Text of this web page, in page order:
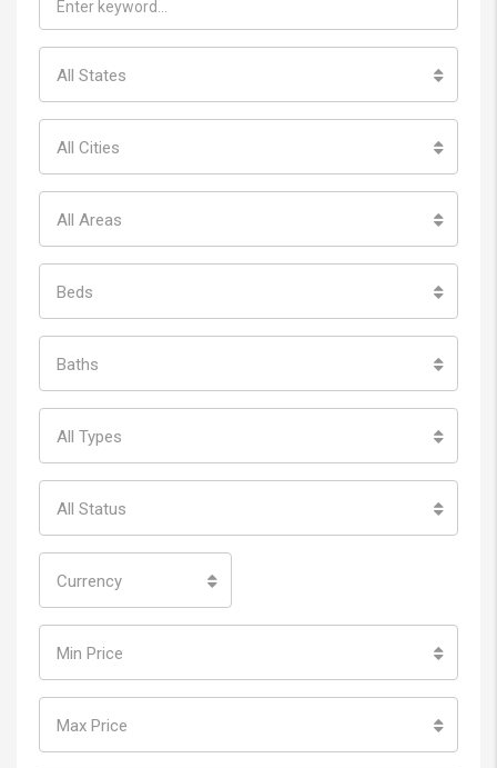
All States
All Cities
All Areas
Beds
Baths
All Types
All Status
Currency
Min Price
Max Price